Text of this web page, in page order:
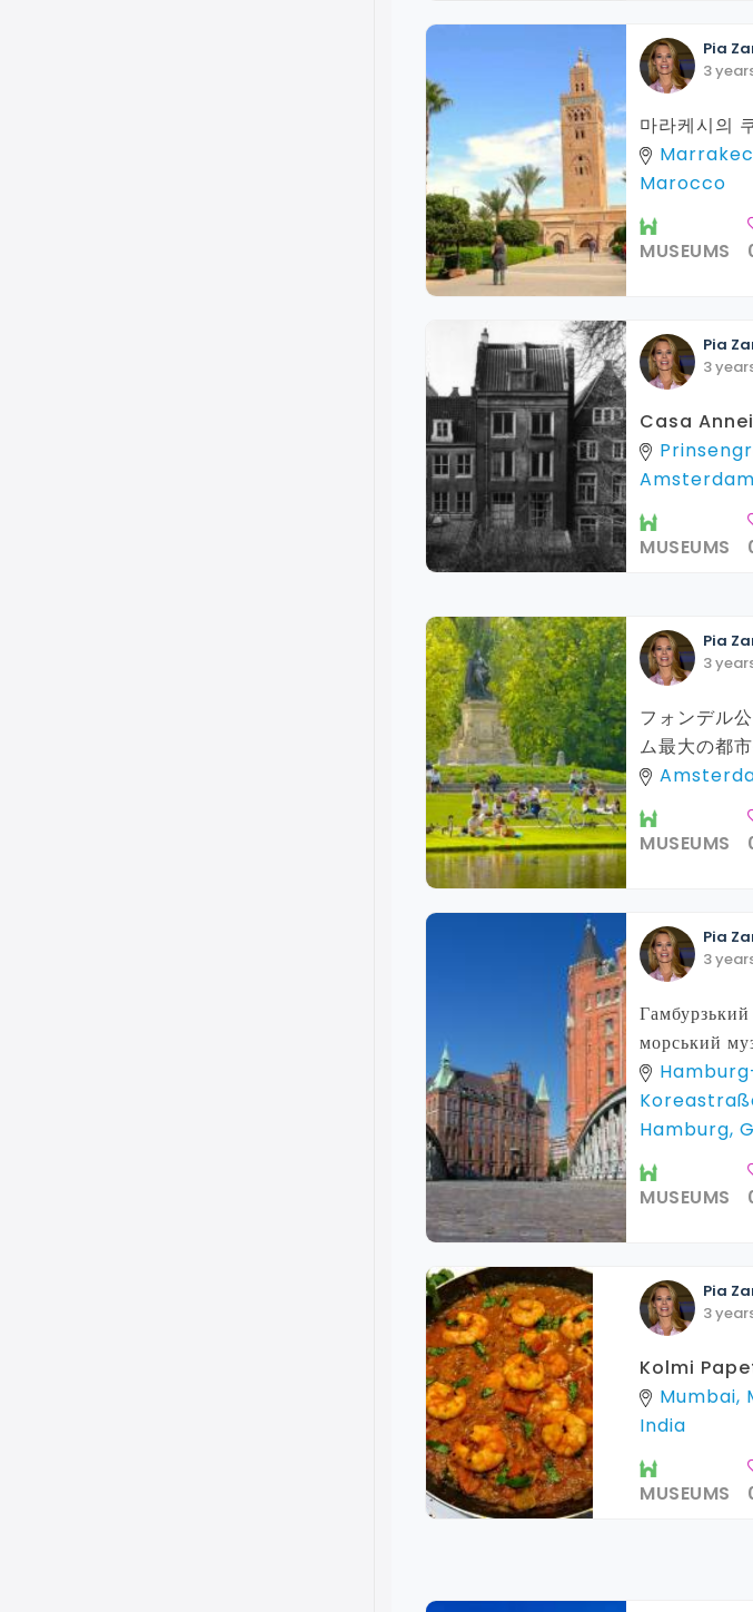
Pia
3
마라케시의
Marocco
MUSEUMS
Pia
3
Casa
MUSEUMS
Pia
3
フォンデル
ム最大の都
MUSEUMS
Pia
3
морський
Hamburg,
MUSEUMS
Pia
3
Kolmi
Mumbai,
India
MUSEUMS